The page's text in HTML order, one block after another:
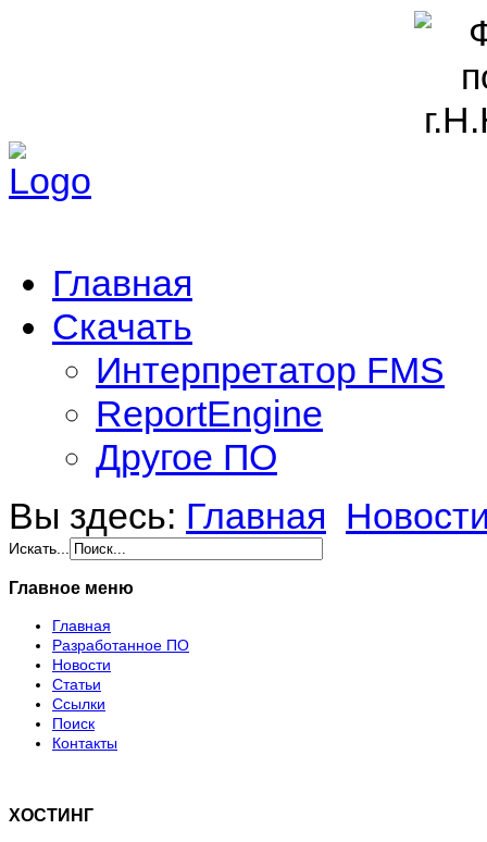
Главная
Скачать
Интерпретатор FMS
ReportEngine
Другое ПО
Вы здесь: Главная
Искать...
Главное меню
Главная
Разработанное ПО
Новости
Статьи
Ссылки
Поиск
Контакты
ХОСТИНГ